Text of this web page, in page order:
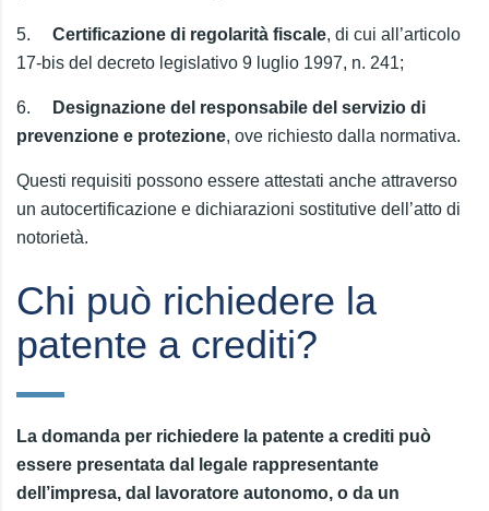
5. Certificazione di regolarità fiscale, di cui all’articolo
17-bis del decreto legislativo 9 luglio 1997, n. 241;
6.
Designazione del responsabile del servizio di
prevenzione e protezione, ove richiesto dalla normativa.
Questi requisiti possono essere attestati anche attraverso
un autocertificazione e dichiarazioni sostitutive dell’atto di
notorietà.
Chi può richiedere la
patente a crediti?
La domanda per richiedere la patente a crediti può
essere presentata dal legale rappresentante
dell’impresa, dal lavoratore autonomo, o da un